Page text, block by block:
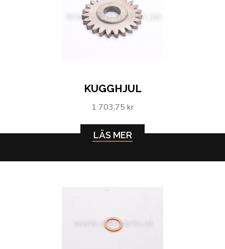
KUGGHJUL
1 703,75 kr
LÄS MER